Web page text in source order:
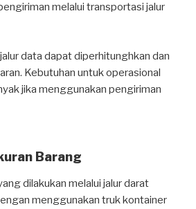
melalui transportasi jalur
data dapat diperhitunghkan dan
Kebutuhan untuk operasional
jika menggunakan pengiriman
Barang
dilakukan melalui jalur darat
menggunakan truk kontainer